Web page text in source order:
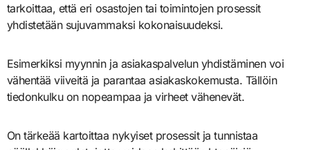
tarkoittaa, että eri osastojen tai toimintojen prosessit
yhdistetään sujuvammaksi kokonaisuudeksi.
Esimerkiksi myynnin ja asiakaspalvelun yhdistäminen voi
vähentää viiveitä ja parantaa asiakaskokemusta. Tällöin
tiedonkulku on nopeampaa ja virheet vähenevät.
On tärkeää kartoittaa nykyiset prosessit ja tunnistaa